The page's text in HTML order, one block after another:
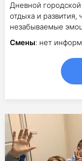
Дневной
отдыха и развития,
незабываемые
Смены: нет